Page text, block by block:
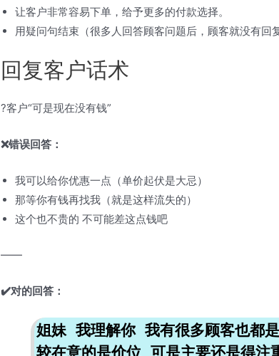
让客户非常容易下单，给予更多的付款选择。
用疑问句结束（很多人回答顾客问题后，顾客就没有回
回复客户话术
?客户“可是现在没有钱”
❌错误回答：
我可以给你优惠一点（单价起伏是大忌）
那等你有钱再找我（就是这样流失的）
这个也不贵的 不可能差这点钱吧
——
✔️对的回答：
姐妹 我理解你 我有很多顾客也都
较在意的是价位 可是主要还是得注